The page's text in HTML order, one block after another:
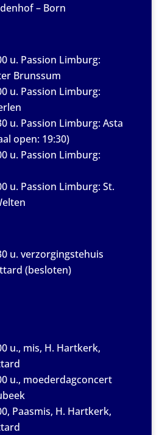
– Born
u. Passion Limburg:
Brunssum
u. Passion Limburg:
u. Passion Limburg: Asta
open: 19:30)
u. Passion Limburg:
u. Passion Limburg: St.
u. verzorgingstehuis
(besloten)
u., mis, H. Hartkerk,
u., moederdagconcert
Paasmis, H. Hartkerk,